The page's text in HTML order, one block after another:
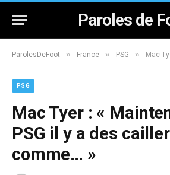
Paroles de
ParolesDeFoot » France » PSG » Mac Tyer : «
PSG
Mac Tyer : «
PSG il y a des
comme… »